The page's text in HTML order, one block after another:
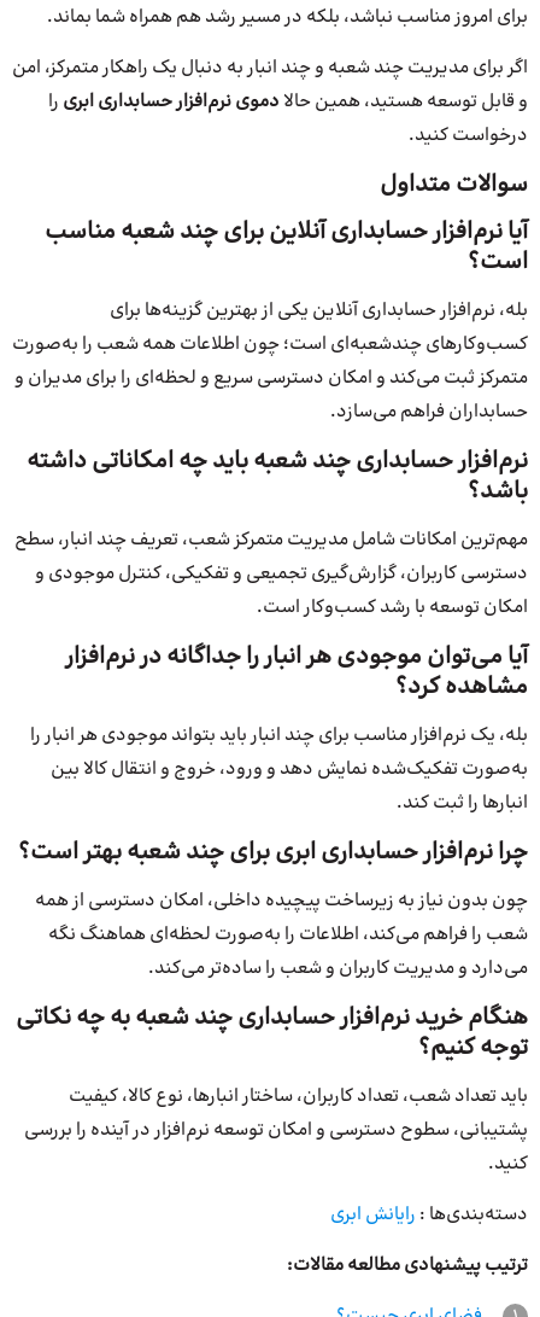
برای امروز مناسب نباشد، بلکه در مسیر رشد هم همراه شما بماند.
اگر برای مدیریت چند شعبه و چند انبار به دنبال یک راهکار متمرکز، امن
و قابل توسعه هستید، همین حالا دموی نرم‌افزار حسابداری ابری را
درخواست کنید.
سوالات متداول
آیا نرم‌افزار حسابداری آنلاین برای چند شعبه مناسب
است؟
بله، نرم‌افزار حسابداری آنلاین یکی از بهترین گزینه‌ها برای
کسب‌وکارهای چندشعبه‌ای است؛ چون اطلاعات همه شعب را به‌صورت
متمرکز ثبت می‌کند و امکان دسترسی سریع و لحظه‌ای را برای مدیران و
حسابداران فراهم می‌سازد.
نرم‌افزار حسابداری چند شعبه باید چه امکاناتی داشته
باشد؟
مهم‌ترین امکانات شامل مدیریت متمرکز شعب، تعریف چند انبار، سطح
دسترسی کاربران، گزارش‌گیری تجمیعی و تفکیکی، کنترل موجودی و
امکان توسعه با رشد کسب‌وکار است.
آیا می‌توان موجودی هر انبار را جداگانه در نرم‌افزار
مشاهده کرد؟
بله، یک نرم‌افزار مناسب برای چند انبار باید بتواند موجودی هر انبار را
به‌صورت تفکیک‌شده نمایش دهد و ورود، خروج و انتقال کالا بین
انبارها را ثبت کند.
چرا نرم‌افزار حسابداری ابری برای چند شعبه بهتر است؟
چون بدون نیاز به زیرساخت پیچیده داخلی، امکان دسترسی از همه
شعب را فراهم می‌کند، اطلاعات را به‌صورت لحظه‌ای هماهنگ نگه
می‌دارد و مدیریت کاربران و شعب را ساده‌تر می‌کند.
هنگام خرید نرم‌افزار حسابداری چند شعبه به چه نکاتی
توجه کنیم؟
باید تعداد شعب، تعداد کاربران، ساختار انبارها، نوع کالا، کیفیت
پشتیبانی، سطوح دسترسی و امکان توسعه نرم‌افزار در آینده را بررسی
کنید.
دسته‌بندی‌ها : رایانش ابری
ترتیب پیشنهادی مطالعه مقالات: